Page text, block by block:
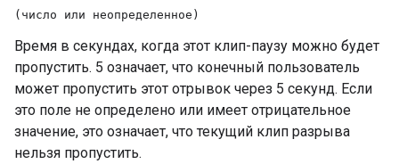
(число или неопределенное)
Время в секундах, когда этот клип-паузу можно будет
пропустить. 5 означает, что конечный пользователь
может пропустить этот отрывок через 5 секунд. Если
это поле не определено или имеет отрицательное
значение, это означает, что текущий клип разрыва
нельзя пропустить.